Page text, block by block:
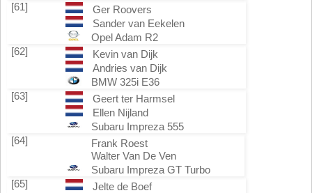
[61]
Ger Roovers
Sander van Eekelen
Opel Adam R2
[62]
Kevin van Dijk
Andries van Dijk
BMW 325i E36
[63]
Geert ter Harmsel
Ellen Nijland
Subaru Impreza 555
[64]
Frank Roest
Walter Van De Ven
Subaru Impreza GT Turbo
[65]
Jelte de Boef